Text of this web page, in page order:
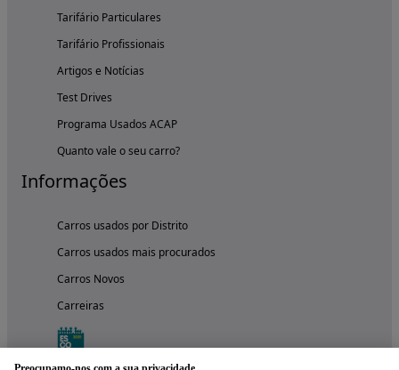
Tarifário Particulares
Tarifário Profissionais
Artigos e Notícias
Test Drives
Programa Usados ACAP
Quanto vale o seu carro?
Informações
Carros usados por Distrito
Carros usados mais procurados
Carros Novos
Carreiras